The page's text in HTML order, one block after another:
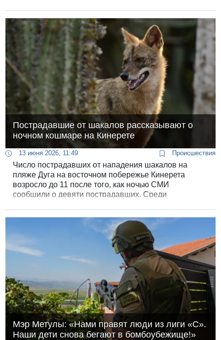
потоком иностранных резидентов в одну из самых
богатых стран мира.
Пострадавшие от шакалов рассказывают о
ночном кошмаре на Кинерете
13 июня 2026, 11:49 Происшествия
Число пострадавших от нападения шакалов на
пляже Дуга на восточном побережье Кинерета
возросло до 11 после того, как ночью СМИ
сообщили о девяти пострадавших. Среди
Мэр Метулы: «Нами правят люди из лиги «С».
Наши дети снова бегают в бомбоубежище!»